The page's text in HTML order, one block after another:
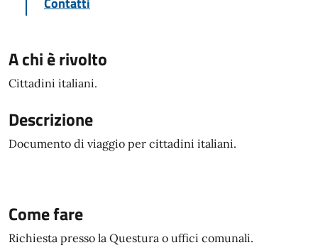
A chi è rivolto
Cittadini italiani.
Descrizione
Documento di viaggio per cittadini italiani.
Come fare
Richiesta presso la Questura o uffici comunali.